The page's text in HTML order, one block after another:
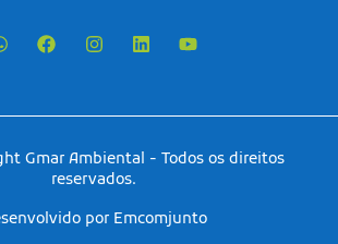
Gmar Ambiental - Todos os direitos
reservados.
por Emcomjunto